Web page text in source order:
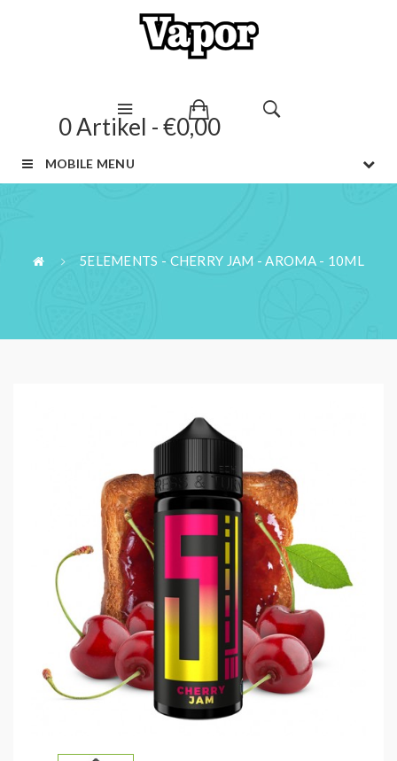
0 Artikel - €0,00
MOBILE MENU
5ELEMENTS - CHERRY JAM - AROMA - 10ML